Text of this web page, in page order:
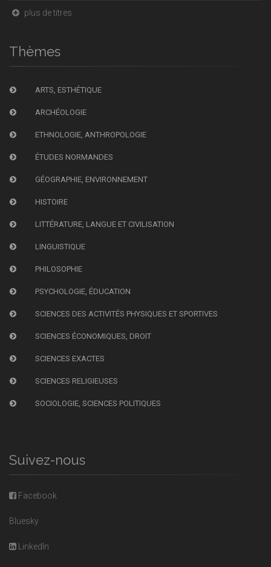
plus de titres
Thèmes
ARTS, ESTHÉTIQUE
ARCHÉOLOGIE
ETHNOLOGIE, ANTHROPOLOGIE
ÉTUDES NORMANDES
GÉOGRAPHIE, ENVIRONNEMENT
HISTOIRE
LITTÉRATURE, LANGUE ET CIVILISATION
LINGUISTIQUE
PHILOSOPHIE
PSYCHOLOGIE, ÉDUCATION
SCIENCES DES ACTIVITÉS PHYSIQUES ET SPORTIVES
SCIENCES ÉCONOMIQUES, DROIT
SCIENCES EXACTES
SCIENCES RELIGIEUSES
SOCIOLOGIE, SCIENCES POLITIQUES
Suivez-nous
Facebook
Bluesky
LinkedIn